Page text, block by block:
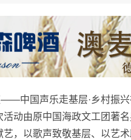
国声乐走基层·乡村振兴
动由原中国海政文工团著
，以歌声致敬基层、以艺